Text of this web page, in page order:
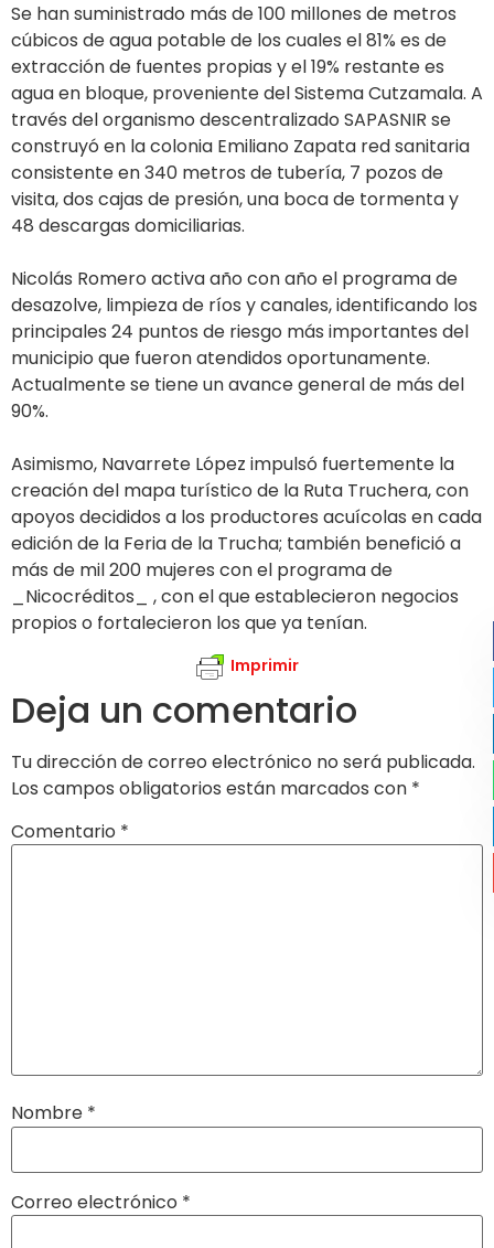
Se han suministrado más de 100 millones de metros
cúbicos de agua potable de los cuales el 81% es de
extracción de fuentes propias y el 19% restante es
agua en bloque, proveniente del Sistema Cutzamala. A
través del organismo descentralizado SAPASNIR se
construyó en la colonia Emiliano Zapata red sanitaria
consistente en 340 metros de tubería, 7 pozos de
visita, dos cajas de presión, una boca de tormenta y
48 descargas domiciliarias.
Nicolás Romero activa año con año el programa de
desazolve, limpieza de ríos y canales, identificando los
principales 24 puntos de riesgo más importantes del
municipio que fueron atendidos oportunamente.
Actualmente se tiene un avance general de más del
90%.
Asimismo, Navarrete López impulsó fuertemente la
creación del mapa turístico de la Ruta Truchera, con
apoyos decididos a los productores acuícolas en cada
edición de la Feria de la Trucha; también benefició a
más de mil 200 mujeres con el programa de
_Nicocréditos_ , con el que establecieron negocios
propios o fortalecieron los que ya tenían.
Imprimir
Deja un comentario
Tu dirección de correo electrónico no será publicada.
Los campos obligatorios están marcados con *
Comentario *
Nombre *
Correo electrónico *